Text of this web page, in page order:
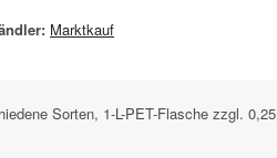
Marktkauf
Sorten, 1-L-PET-Flasche zzgl. 0,25